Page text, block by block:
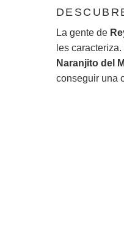
La gente de
les
Naranjito del
conseguir una